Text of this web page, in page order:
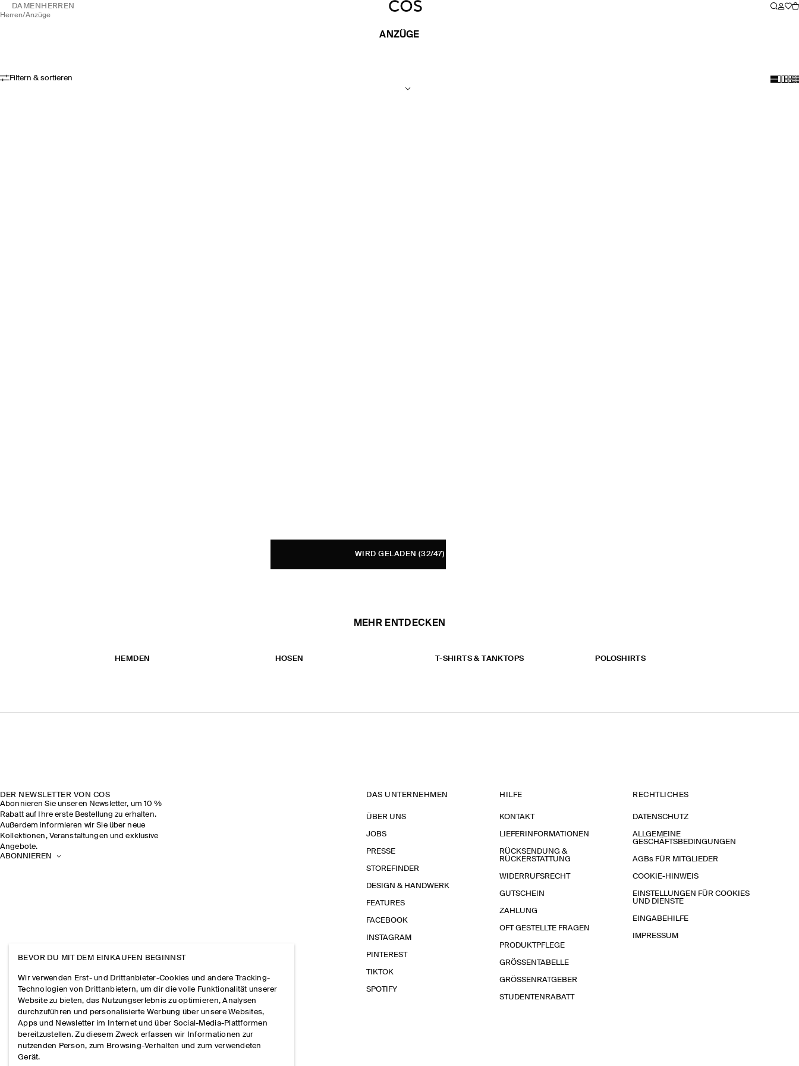
DAMEN HERREN
herren/ anzüge
ANZÜGE
Filtern & sortieren
WIRD GELADEN (32/47)
MEHR ENTDECKEN
HEMDEN HOSEN T-SHIRTS & TANKTOPS POLOSHIRTS
DER NEWSLETTER VON COS
Abonnieren Sie unseren Newsletter, um 10 %
Rabatt auf Ihre erste Bestellung zu erhalten.
Außerdem informieren wir Sie über neue
Kollektionen, Veranstaltungen und exklusive
Angebote.
ABONNIEREN
DAS UNTERNEHMEN
ÜBER UNS
JOBS
PRESSE
STOREFINDER
DESIGN & HANDWERK
FEATURES
FACEBOOK
INSTAGRAM
PINTEREST
TIKTOK
SPOTIFY
HILFE
KONTAKT
LIEFERINFORMATIONEN
RÜCKSENDUNG &
RÜCKERSTATTUNG
WIDERRUFSRECHT
GUTSCHEIN
ZAHLUNG
OFT GESTELLTE FRAGEN
PRODUKTPFLEGE
GRÖSSENTABELLE
GRÖSSENRATGEBER
STUDENTENRABATT
RECHTLICHES
DATENSCHUTZ
ALLGEMEINE
GESCHÄFTSBEDINGUNGEN
AGBs FÜR MITGLIEDER
COOKIE-HINWEIS
EINSTELLUNGEN FÜR COOKIES
UND DIENSTE
EINGABEHILFE
IMPRESSUM
BEVOR DU MIT DEM EINKAUFEN BEGINNST
Wir verwenden Erst- und Drittanbieter-Cookies und andere Tracking-
Technologien von Drittanbietern, um dir die volle Funktionalität unserer
Website zu bieten, das Nutzungserlebnis zu optimieren, Analysen
durchzuführen und personalisierte Werbung über unsere Websites,
Apps und Newsletter im Internet und über Social-Media-Plattformen
bereitzustellen. Zu diesem Zweck erfassen wir Informationen zur
nutzenden Person, zum Browsing-Verhalten und zum verwendeten
Gerät.